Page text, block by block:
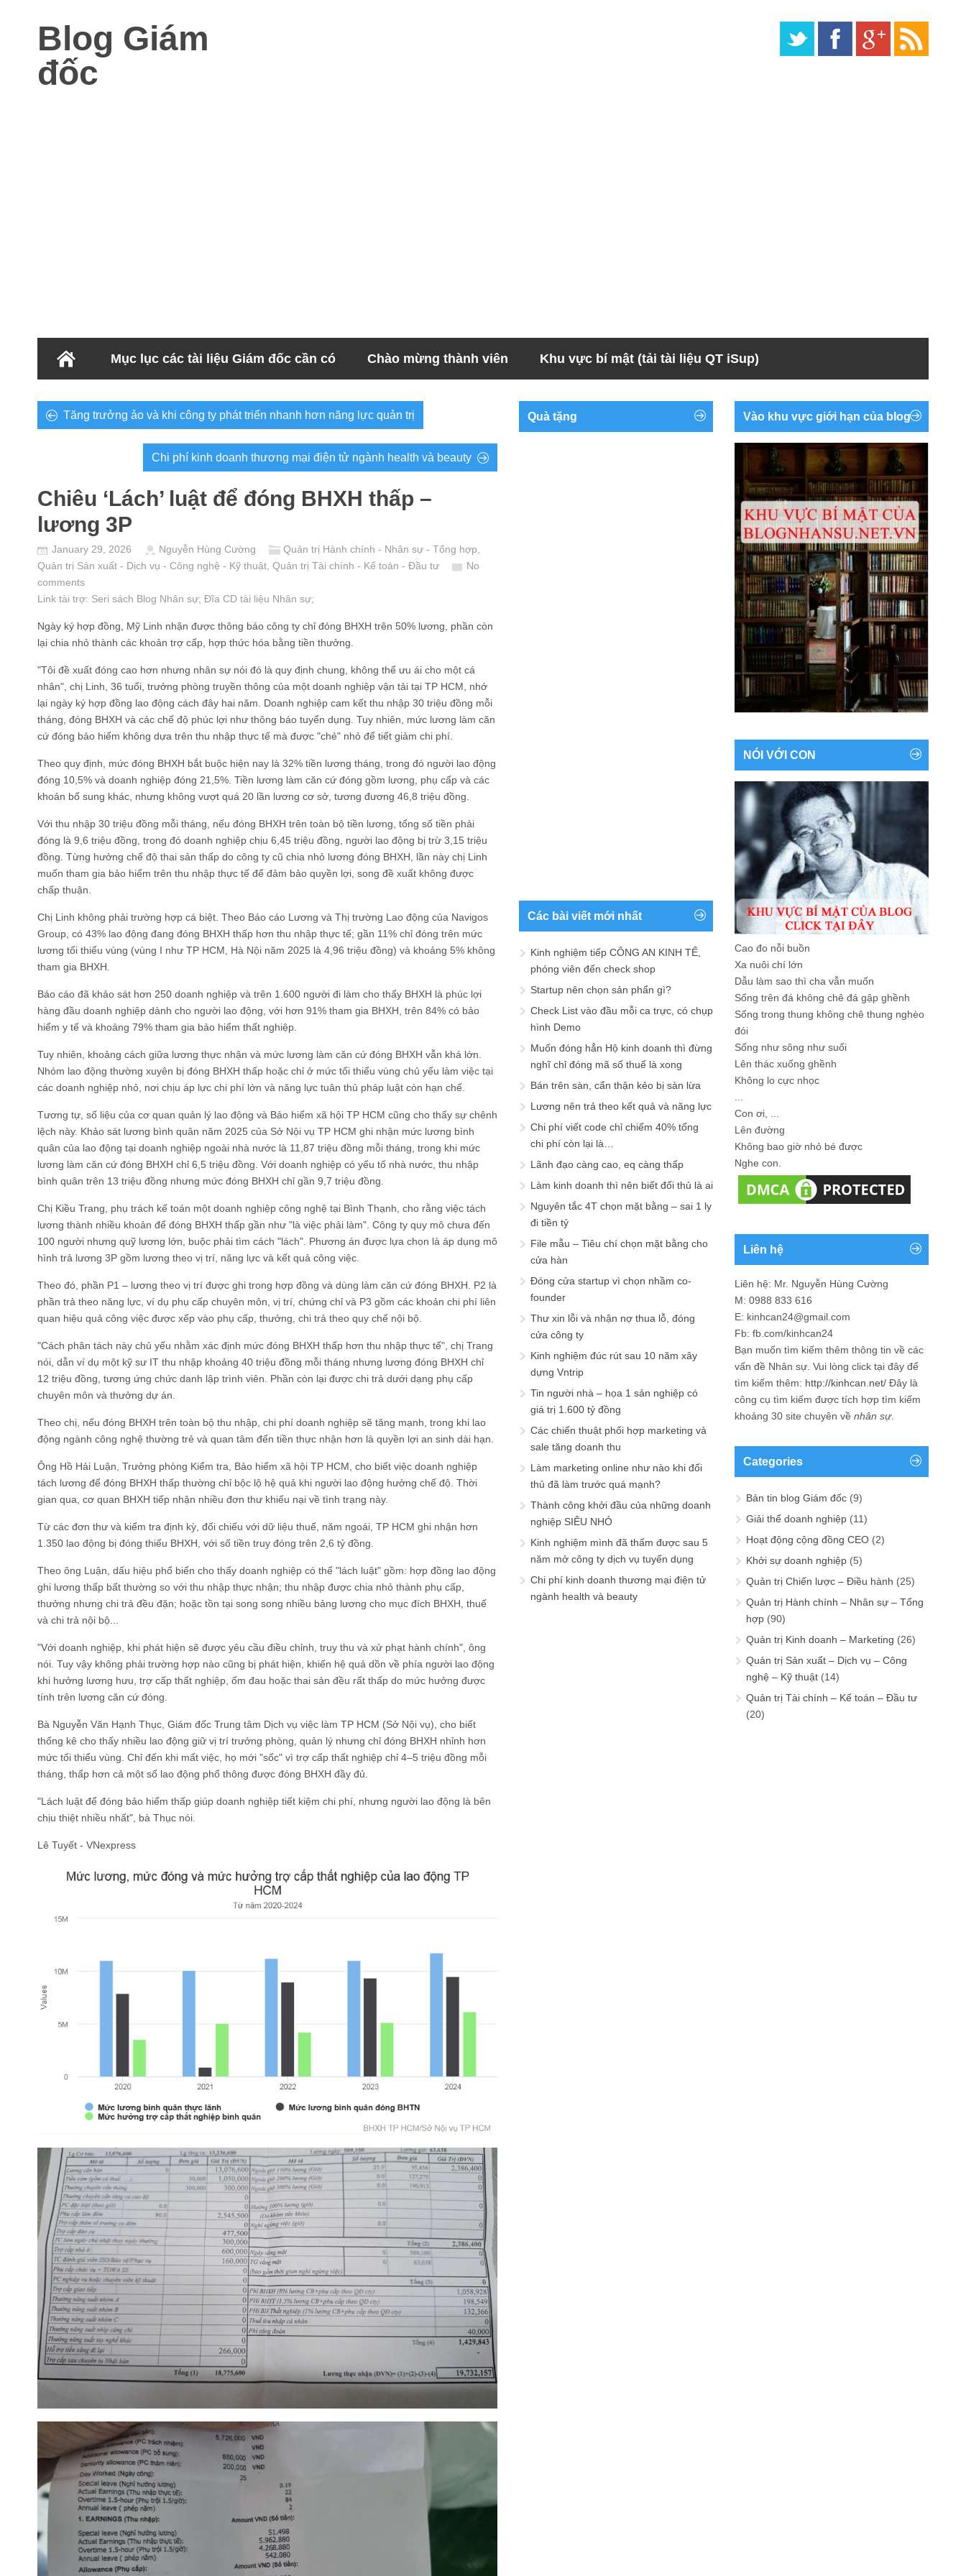
Blog Giám
đốc
Mục lục các tài liệu Giám đốc cần có Chào mừng thành viên Khu vực bí mật (tải tài liệu QT iSup)
Tăng trưởng ảo và khi công ty phát triển nhanh hơn năng lực quản trị
Chi phí kinh doanh thương mại điện tử ngành health và beauty
Chiêu ‘Lách’ luật để đóng BHXH thấp –
lương 3P
January 29, 2026 Nguyễn Hùng Cường Quản trị Hành chính - Nhân sự - Tổng hợp
Quản trị Sản xuất - Dịch vụ - Công nghệ - Kỹ thuật Quản trị Tài chính - Kế toán - Đầu tư
No
comments
Link tài trợ: Seri sách Blog Nhân sự; Đĩa CD tài liệu Nhân sự;
Ngày ký hợp đồng, Mỹ Linh nhận được thông báo công ty chỉ đóng BHXH trên 50% lương, phần còn
lại chia nhỏ thành các khoản trợ cấp, hợp thức hóa bằng tiền thưởng.
"Tôi đề xuất đóng cao hơn nhưng nhân sự nói đó là quy định chung, không thể ưu ái cho một cá
nhân", chị Linh, 36 tuổi, trưởng phòng truyền thông của một doanh nghiệp vận tải tại TP HCM, nhớ
lại ngày ký hợp đồng lao động cách đây hai năm. Doanh nghiệp cam kết thu nhập 30 triệu đồng mỗi
tháng, đóng BHXH và các chế độ phúc lợi như thông báo tuyển dụng. Tuy nhiên, mức lương làm căn
cứ đóng bảo hiểm không dựa trên thu nhập thực tế mà được "chẻ" nhỏ để tiết giảm chi phí.
Theo quy định, mức đóng BHXH bắt buộc hiện nay là 32% tiền lương tháng, trong đó người lao động
đóng 10,5% và doanh nghiệp đóng 21,5%. Tiền lương làm căn cứ đóng gồm lương, phụ cấp và các
khoản bổ sung khác, nhưng không vượt quá 20 lần lương cơ sở, tương đương 46,8 triệu đồng.
Với thu nhập 30 triệu đồng mỗi tháng, nếu đóng BHXH trên toàn bộ tiền lương, tổng số tiền phải
đóng là 9,6 triệu đồng, trong đó doanh nghiệp chịu 6,45 triệu đồng, người lao động bị trừ 3,15 triệu
đồng. Từng hưởng chế độ thai sản thấp do công ty cũ chia nhỏ lương đóng BHXH, lần này chị Linh
muốn tham gia bảo hiểm trên thu nhập thực tế để đảm bảo quyền lợi, song đề xuất không được
chấp thuận.
Chị Linh không phải trường hợp cá biệt. Theo Báo cáo Lương và Thị trường Lao động của Navigos
Group, có 43% lao động đang đóng BHXH thấp hơn thu nhập thực tế; gần 11% chỉ đóng trên mức
lương tối thiểu vùng (vùng I như TP HCM, Hà Nội năm 2025 là 4,96 triệu đồng) và khoảng 5% không
tham gia BHXH.
Báo cáo đã khảo sát hơn 250 doanh nghiệp và trên 1.600 người đi làm cho thấy BHXH là phúc lợi
hàng đầu doanh nghiệp dành cho người lao động, với hơn 91% tham gia BHXH, trên 84% có bảo
hiểm y tế và khoảng 79% tham gia bảo hiểm thất nghiệp.
Tuy nhiên, khoảng cách giữa lương thực nhận và mức lương làm căn cứ đóng BHXH vẫn khá lớn.
Nhóm lao động thường xuyên bị đóng BHXH thấp hoặc chỉ ở mức tối thiểu vùng chủ yếu làm việc tại
các doanh nghiệp nhỏ, nơi chịu áp lực chi phí lớn và năng lực tuân thủ pháp luật còn hạn chế.
Tương tự, số liệu của cơ quan quản lý lao động và Bảo hiểm xã hội TP HCM cũng cho thấy sự chênh
lệch này. Khảo sát lương bình quân năm 2025 của Sở Nội vụ TP HCM ghi nhận mức lương bình
quân của lao động tại doanh nghiệp ngoài nhà nước là 11,87 triệu đồng mỗi tháng, trong khi mức
lương làm căn cứ đóng BHXH chỉ 6,5 triệu đồng. Với doanh nghiệp có yếu tố nhà nước, thu nhập
bình quân trên 13 triệu đồng nhưng mức đóng BHXH chỉ gần 9,7 triệu đồng.
Chị Kiều Trang, phụ trách kế toán một doanh nghiệp công nghệ tại Bình Thạnh, cho rằng việc tách
lương thành nhiều khoản để đóng BHXH thấp gần như "là việc phải làm". Công ty quy mô chưa đến
100 người nhưng quỹ lương lớn, buộc phải tìm cách "lách". Phương án được lựa chọn là áp dụng mô
hình trả lương 3P gồm lương theo vị trí, năng lực và kết quả công việc.
Theo đó, phần P1 – lương theo vị trí được ghi trong hợp đồng và dùng làm căn cứ đóng BHXH. P2 là
phần trả theo năng lực, ví dụ phụ cấp chuyên môn, vị trí, chứng chỉ và P3 gồm các khoản chi phí liên
quan hiệu quả công việc được xếp vào phụ cấp, thưởng, chi trả theo quy chế nội bộ.
"Cách phân tách này chủ yếu nhằm xác định mức đóng BHXH thấp hơn thu nhập thực tế", chị Trang
nói, dẫn ví dụ một kỹ sư IT thu nhập khoảng 40 triệu đồng mỗi tháng nhưng lương đóng BHXH chỉ
12 triệu đồng, tương ứng chức danh lập trình viên. Phần còn lại được chi trả dưới dạng phụ cấp
chuyên môn và thưởng dự án.
Theo chị, nếu đóng BHXH trên toàn bộ thu nhập, chi phí doanh nghiệp sẽ tăng mạnh, trong khi lao
động ngành công nghệ thường trẻ và quan tâm đến tiền thực nhận hơn là quyền lợi an sinh dài hạn.
Ông Hồ Hải Luận, Trưởng phòng Kiểm tra, Bảo hiểm xã hội TP HCM, cho biết việc doanh nghiệp
tách lương để đóng BHXH thấp thường chỉ bộc lộ hệ quả khi người lao động hưởng chế độ. Thời
gian qua, cơ quan BHXH tiếp nhận nhiều đơn thư khiếu nại về tình trạng này.
Từ các đơn thư và kiểm tra định kỳ, đối chiếu với dữ liệu thuế, năm ngoái, TP HCM ghi nhận hơn
1.350 lao động bị đóng thiếu BHXH, với số tiền truy đóng trên 2,6 tỷ đồng.
Theo ông Luận, dấu hiệu phổ biến cho thấy doanh nghiệp có thể "lách luật" gồm: hợp đồng lao động
ghi lương thấp bất thường so với thu nhập thực nhận; thu nhập được chia nhỏ thành phụ cấp,
thưởng nhưng chi trả đều đặn; hoặc tồn tại song song nhiều bảng lương cho mục đích BHXH, thuế
và chi trả nội bộ...
"Với doanh nghiệp, khi phát hiện sẽ được yêu cầu điều chỉnh, truy thu và xử phạt hành chính", ông
nói. Tuy vậy không phải trường hợp nào cũng bị phát hiện, khiến hệ quả dồn về phía người lao động
khi hưởng lương hưu, trợ cấp thất nghiệp, ốm đau hoặc thai sản đều rất thấp do mức hưởng được
tính trên lương căn cứ đóng.
Bà Nguyễn Văn Hạnh Thục, Giám đốc Trung tâm Dịch vụ việc làm TP HCM (Sở Nội vụ), cho biết
thống kê cho thấy nhiều lao động giữ vị trí trưởng phòng, quản lý nhưng chỉ đóng BHXH nhỉnh hơn
mức tối thiểu vùng. Chỉ đến khi mất việc, họ mới "sốc" vì trợ cấp thất nghiệp chỉ 4–5 triệu đồng mỗi
tháng, thấp hơn cả một số lao động phổ thông được đóng BHXH đầy đủ.
"Lách luật để đóng bảo hiểm thấp giúp doanh nghiệp tiết kiệm chi phí, nhưng người lao động là bên
chịu thiệt nhiều nhất", bà Thục nói.
Lê Tuyết - VNexpress
Quà tặng
Các bài viết mới nhất
Kinh nghiệm tiếp CÔNG AN KINH TẾ,
phóng viên đến check shop
Startup nên chọn sản phẩn gì?
Check List vào đầu mỗi ca trực, có chụp
hình Demo
Muốn đóng hẳn Hộ kinh doanh thì đừng
nghĩ chỉ đóng mã số thuế là xong
Bán trên sàn, cẩn thận kẻo bị sàn lừa
Lương nên trả theo kết quả và năng lực
Chi phí viết code chỉ chiếm 40% tổng
chi phí còn lại là…
Lãnh đạo càng cao, eq càng thấp
Làm kinh doanh thì nên biết đối thủ là ai
Nguyên tắc 4T chọn mặt bằng – sai 1 ly
đi tiền tỷ
File mẫu – Tiêu chí chọn mặt bằng cho
cửa hàn
Đóng cửa startup vì chọn nhầm co-
founder
Thư xin lỗi và nhận nợ thua lỗ, đóng
cửa công ty
Kinh nghiệm đúc rút sau 10 năm xây
dựng Vntrip
Tin người nhà – họa 1 sản nghiệp có
giá trị 1.600 tỷ đồng
Các chiến thuật phối hợp marketing và
sale tăng doanh thu
Làm marketing online như nào khi đối
thủ đã làm trước quá mạnh?
Thành công khởi đầu của những doanh
nghiệp SIÊU NHỎ
Kinh nghiệm mình đã thấm được sau 5
năm mở công ty dịch vụ tuyển dụng
Chi phí kinh doanh thương mại điện tử
ngành health và beauty
Vào khu vực giới hạn của blog
NÓI VỚI CON
Cao đo nỗi buồn
Xa nuôi chí lớn
Dẫu làm sao thì cha vẫn muốn
Sống trên đá không chê đá gập ghềnh
Sống trong thung không chê thung nghèo
đói
Sống như sông như suối
Lên thác xuống ghềnh
Không lo cực nhọc
Con ơi, ...
Lên đường
Không bao giờ nhỏ bé được
Nghe con.
Liên hệ
Liên hệ: Mr. Nguyễn Hùng Cường
M: 0988 833 616
E: kinhcan24@gmail.com
Fb: fb.com/kinhcan24
Bạn muốn tìm kiếm thêm thông tin về các
vấn đề Nhân sự . Vui lòng click tại đây để
tìm kiếm thêm: http://kinhcan.net/ Đây là
công cụ tìm kiếm được tích hợp tìm kiếm
khoảng 30 site chuyên về nhân sự.
Categories
Bản tin blog Giám đốc (9)
Giải thể doanh nghiệp (11)
Hoạt động cộng đồng CEO (2)
Khởi sự doanh nghiệp (5)
Quản trị Chiến lược – Điều hành (25)
Quản trị Hành chính – Nhân sự – Tổng
hợp (90)
Quản trị Kinh doanh – Marketing (26)
Quản trị Sản xuất – Dịch vụ – Công
nghệ – Kỹ thuật (14)
Quản trị Tài chính – Kế toán – Đầu tư
(20)